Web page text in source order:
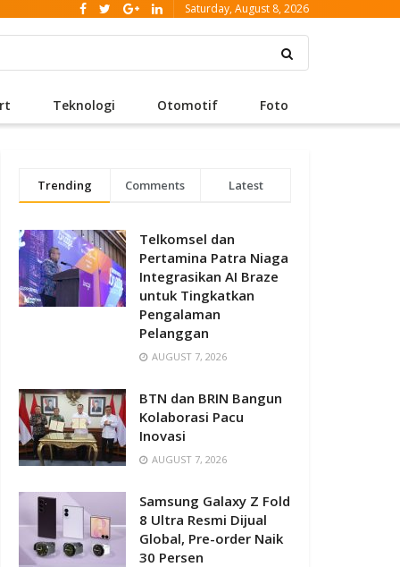
Saturday, August 8, 2026
Teknologi Otomotif Foto
Trending Comments Latest
Telkomsel dan
Pertamina Patra Niaga
Integrasikan AI Braze
untuk Tingkatkan
Pengalaman
Pelanggan
AUGUST 7, 2026
BTN dan BRIN Bangun
Kolaborasi Pacu
Inovasi
AUGUST 7, 2026
Samsung Galaxy Z Fold
8 Ultra Resmi Dijual
Global, Pre-order Naik
30 Persen